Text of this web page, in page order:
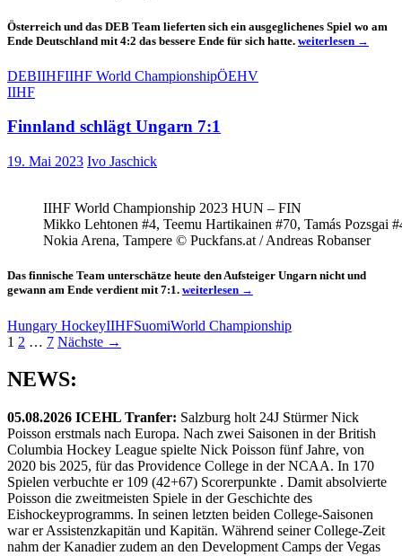
Österreich und das DEB Team lieferten sich ein ausgeglichenes Spiel wo am
Ende Deutschland mit 4:2 das bessere Ende für sich hatte. Das
weiterlesen →
DEBIIHFIIHF World ChampionshipÖEHV
IIHF
Finnland schlägt Ungarn 7:1
19. Mai 2023 Ivo Jaschick
IIHF World Championship 2023 HUN – FIN
Mikko Lehtonen #4, Teemu Hartikainen #70, Tamás Pozsgai
Nokia Arena, Tampere © Puckfans.at / Andreas Robanser
Das finnische Team unterschätze heute den Aufsteiger Ungarn nicht und
gewann am Ende verdient mit 7:1. Finnland
Ungarn
7:1
weiterlesen →
Hungary HockeyIIHFSuomiWorld Championship
Beitragsnavigation
1 2 … 7 Nächste →
NEWS:
05.08.2026 ICEHL Tranfer: Salzburg holt 24J Stürmer Nick
Poisson erstmals nach Europa. Nach zwei Saisonen in der British
Columbia Hockey League spielte Nick Poisson fünf Jahre, von
2020 bis 2025, für das Providence College in der NCAA. In 170
Spielen verbuchte er 109 (42+67) Scorerpunkte . Damit absolvierte
Poisson die zweitmeisten Spiele in der Geschichte des
Eishockeyprogramms. In seinen letzten beiden College-Saisonen
war er Assistenzkapitän und Kapitän. Während seiner College-Zeit
nahm der Kanadier zudem an den Development Camps der Vegas